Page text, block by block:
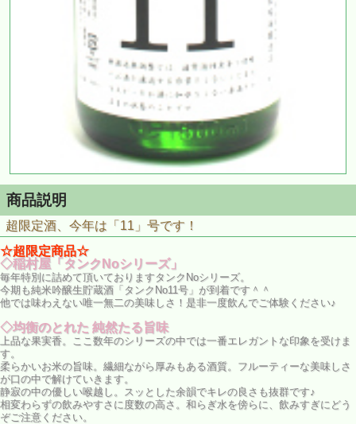
商品説明
超限定酒、今年は「11」号です！
☆超限定商品☆
◇稲村屋「タンクNoシリーズ」
毎年特別に詰めて頂いておりますタンクNoシリーズ。
今期も純米吟醸生貯蔵酒「タンクNo11号」が到着です＾＾
他では味わえない唯一無二の美味しさ！是非一度飲んでご体験ください♪
◇均衡のとれた 純然たる旨味
上品な果実香。ここ数年のシリーズの中では一番エレガントな印象を受けま
す。
柔らかいお米の旨味。繊細ながら厚みもある酒質。フルーティーな美味しさ
が口の中で解けていきます。
静寂の中の優しい喉越し。スッとした余韻でキレの良さも抜群です♪
相変わらずの飲みやすさに度数の高さ。和らぎ水を傍らに、飲みすぎにどう
ぞご注意ください。